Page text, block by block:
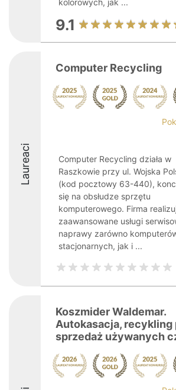
kolorowych, jak ...
9.1
Laureaci
Computer Recycling
Computer Recycling działa w
Raszkowie przy ul. Wojska
(kod pocztowy 63-440),
się na obsłudze sprzętu
komputerowego. Firma
zaawansowane usługi
naprawy zarówno
stacjonarnych, jak i ...
Koszmider Waldemar.
Autokasacja, recykling
sprzedaż używanych